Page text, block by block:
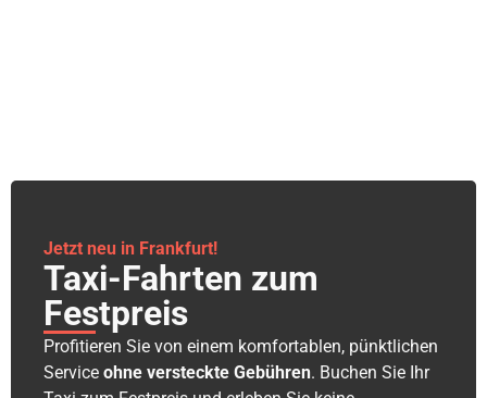
Jetzt neu in Frankfurt!
Taxi-Fahrten zum
Festpreis
Profitieren Sie von einem komfortablen, pünktlichen
Service ohne versteckte Gebühren. Buchen Sie Ihr